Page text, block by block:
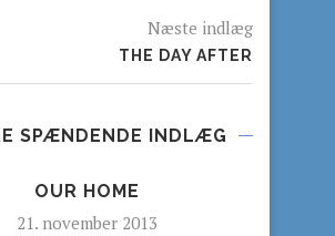
Næste indlæg
THE DAY AFTER
SPÆNDENDE INDLÆG
OUR HOME
21. november 2013